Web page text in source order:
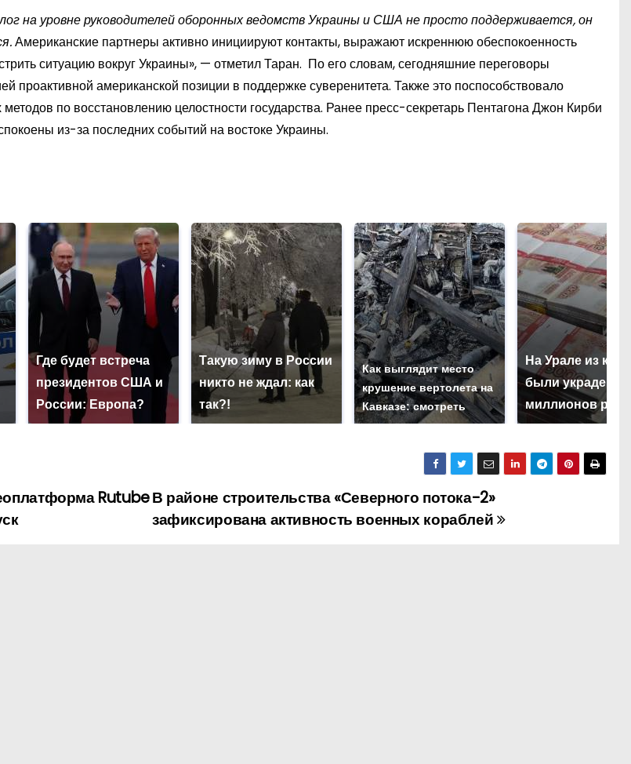
на уровне руководителей оборонных ведомств Украины и США не просто поддерживается, он
Американские партнеры активно инициируют контакты, выражают искреннюю обеспокоенность
ситуацию вокруг Украины», — отметил Таран. По его словам, сегодняшние переговоры
проактивной американской позиции в поддержке суверенитета. Также это поспособствовало
по восстановлению целостности государства. Ранее пресс-секретарь Пентагона Джон Кирби
из-за последних событий на востоке Украины.
Где будет встреча
президентов США и
России: Европа?
Такую зиму в России
никто не ждал: как
так?!
Как выглядит место
крушение вертолета на
Кавказе: смотреть
На Урале из
были украдены
миллионов
В районе строительства «Северного потока-2»
зафиксирована активность военных кораблей
Rutube